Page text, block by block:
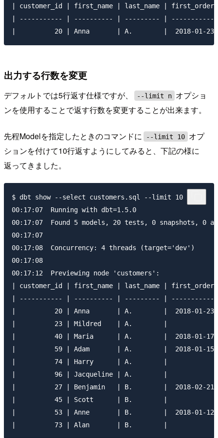
| customer_id | first_name | last_name |
| ----------- | ---------- | --------- |
出力する行数を変更
デフォルトでは5行返す仕様ですが、 --limit n オプショ
ンを使用することで返す行数を変更することが出来ます。
先程Modelを指定したときのコマンドに --limit 10 オプ
ションを付けて10行返すようにしてみると、下記の様に
返ってきました。
$ dbt show --select customers.sql --limit 10
00:17:07  Running with dbt=1.5.0
00:17:07  Found 5 models, 20 tests, 0 snapshots, 0
00:17:07
00:17:08  Concurrency: 4 threads (target='dev')
00:17:08
00:17:12  Previewing node 'customers':
| customer_id | first_name | last_name |
| ----------- | ---------- | --------- |
|          20 | Anna       | A.        |  2018-01-
|          23 | Mildred    | A.        |
|          40 | Maria      | A.        |  2018-01-
|          59 | Adam       | A.        |  2018-
|          74 | Harry      | A.        |
|          96 | Jacqueline | A.        |
|          27 | Benjamin   | B.        |  2018-
|          45 | Scott      | B.        |
|          53 | Anne       | B.        |  2018-01-